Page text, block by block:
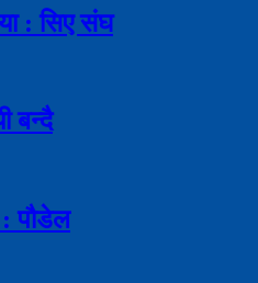
: सिए संघ
बन्दै
: पौडेल